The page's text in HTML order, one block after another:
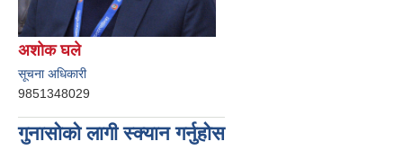
अशोक घले
सूचना अधिकारी
9851348029
गुनासोको लागी स्क्यान गर्नुहोस